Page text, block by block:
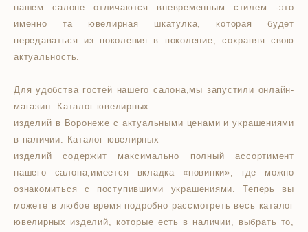
нашем салоне отличаются вневременным стилем -это
именно та ювелирная шкатулка, которая будет
передаваться из поколения в поколение, сохраняя свою
актуальность.
Для удобства гостей нашего салона,мы запустили онлайн-
магазин. Каталог ювелирных
изделий в Воронеже с актуальными ценами и украшениями
в наличии. Каталог ювелирных
изделий содержит максимально полный ассортимент
нашего салона,имеется вкладка «новинки», где можно
ознакомиться с поступившими украшениями. Теперь вы
можете в любое время подробно рассмотреть весь каталог
ювелирных изделий, которые есть в наличии, выбрать то,